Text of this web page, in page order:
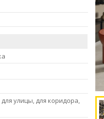
улицы, для коридора,